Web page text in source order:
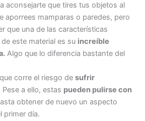
aconsejarte que tires tus objetos al
aporrees mamparas o paredes, pero
que una de las características
este material es su increíble
Algo que lo diferencia bastante del
corre el riesgo desufrir
Pese a ello, estas pueden pulirse con
obtener de nuevo un aspecto
primer día.